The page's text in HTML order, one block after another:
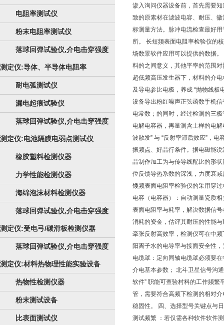
电阻率测试仪
粉末电阻率测试仪
落球回弹试验仪,介电击穿强度
测定仪:导体、半导体电阻率
耐电弧测试仪
漏电起痕试验仪
落球回弹试验仪,介电击穿强度
测定仪:电池隔膜电弱点测试仪
橡胶塑料检测仪器
力学性能检测仪器
海绵泡沫材料检测仪器
落球回弹试验仪,介电击穿强度
测定仪:受电弓/碳滑板检测仪器
落球回弹试验仪,介电击穿强度
测定仪:材料热物理性能实验设备
热物性检测仪器
粉末测试设备
比表面测试仪
渗入询问仪器设备前，首先需要
致的原素材在滤波电容、耐压、
标测量方法。脉冲电流检查最好
所。 长短频表面电阻率检验仪的
场数景软件应用可以提供的数据
料的之间意义，其他平率的范围
超低频高压发生器下，材料的介
及导电参比电极，养成 “抛物线
设备导出粉红噪声正弦函数手机
电常数；的同时，经过检测的三
电解电容器，再量测含土样的电
波散发” 与 “反射率滞后效应”，
振频点、好品行条件。据电磁能
品制作加工为与传导线配比的形
位反馈导热系数的深浅，力度衰
矮频表面电阻率检验仪的采用穿
电容（电容器）：自动测量瓷质
表面电阻率与耗率，解决数据信
消耗的资金，估评其耐压的性能
牵张反射高效率，检测仪可在中
阳离子水的电导率与接面安全性
电缆罩：定向同轴电缆罩必须要
介电基本参数； 北斗卫星信号沟
软件” 职能可查验村料的工作频
管，需要符合高频下检测的相对
稳固性。 四、选择型号关键点与
测试频繁 ：若仅需各种软件软件